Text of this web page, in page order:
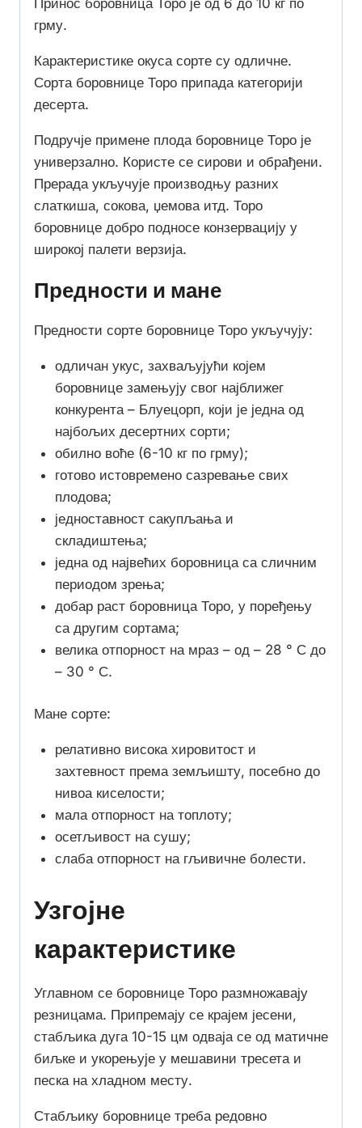
грму.
Карактеристике окуса сорте су одличне.
Сорта боровнице Торо припада категорији
десерта.
Подручје примене плода боровнице Торо је
универзално. Користе се сирови и обрађени.
Прерада укључује производњу разних
слаткиша, сокова, џемова итд. Торо
боровнице добро подносе конзервацију у
широкој палети верзија.
Предности и мане
Предности сорте боровнице Торо укључују:
одличан укус, захваљујући којем
боровнице замењују свог најближег
конкурента – Блуецорп, који је једна од
најбољих десертних сорти;
обилно воће (6-10 кг по грму);
готово истовремено сазревање свих
плодова;
једноставност сакупљања и
складиштења;
једна од највећих боровница са сличним
периодом зрења;
добар раст боровница Торо, у поређењу
са другим сортама;
велика отпорност на мраз – од – 28 ° С до
– 30 ° С.
Мане сорте:
релативно висока хировитост и
захтевност према земљишту, посебно до
нивоа киселости;
мала отпорност на топлоту;
осетљивост на сушу;
слаба отпорност на гљивичне болести.
Узгојне
карактеристике
Углавном се боровнице Торо размножавају
резницама. Припремају се крајем јесени,
стабљика дуга 10-15 цм одваја се од матичне
биљке и укорењује у мешавини тресета и
песка на хладном месту.
Стабљику боровнице треба редовно